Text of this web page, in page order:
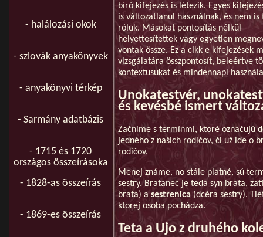
- halálozási okok
- szlovák anyakönyvek
- anyakönyvi térkép
- Sarmány adatbázis
- 1715 és 1720
országos összeírásoka
- 1828-as összeírás
- 1869-es összeírás
bíró kifejezés is létezik. Egyes
is változatlanul használnak, és nem is
róluk. Másokat pontosítás nélkül
helyettesítettek vagy egyetlen
vontak össze. Ez a cikk e kifejezések
vizsgálatára összpontosít, beleértve
kontextusukat és mindennapi
Unokatestvér,
és kevésbé ismert
Začnime s termínmi, ktoré označujú
jedného z našich rodičov, či už ide o
rodičov.
Menej známe, no stále platné, sú
sestry. Bratanec je teda syn brata,
brata) asestrenica (dcéra sestry).
ktorej osoba pochádza.
Teta a Ujo z druhého